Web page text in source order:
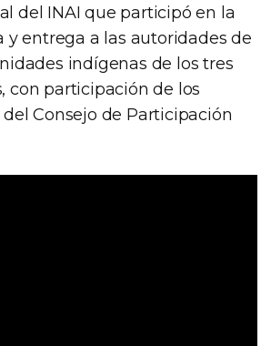
del INAI que participó en la
y entrega a las autoridades de
indígenas de los tres
con participación de los
Consejo de Participación